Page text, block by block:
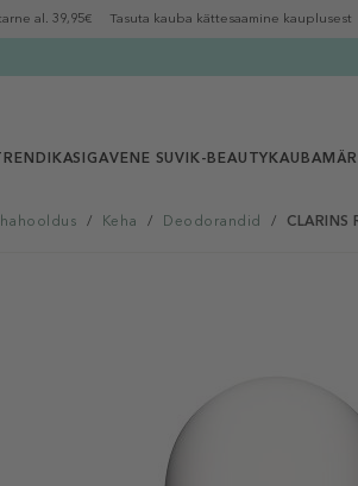
al. 39,95€ Tasuta kauba kättesaamine kauplusest
IGAVENE SUVI K-BEAUTY
/ Keha / Deodorandid /